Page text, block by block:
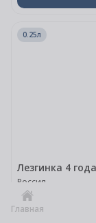
0.25л
Лезгинка 4
Россия
590 ₽
Главная